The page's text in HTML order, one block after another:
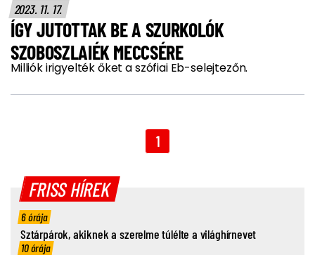
2023. 11. 17.
ÍGY JUTOTTAK BE A SZURKOLÓK
SZOBOSZLAIÉK MECCSÉRE
Milliók irigyelték őket a szófiai Eb-selejtezőn.
1
FRISS HÍREK
6 órája
Sztárpárok, akiknek a szerelme túlélte a világhírnevet
10 órája